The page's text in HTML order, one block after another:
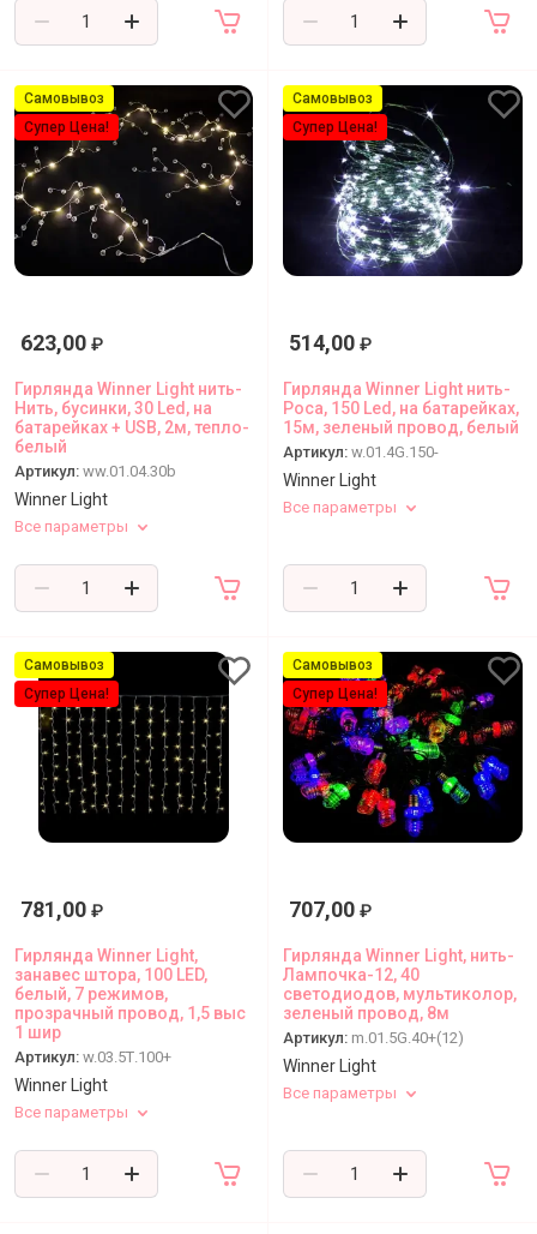
Самовывоз
Супер Цена!
623,00 ₽
Гирлянда Winner Light нить-
Нить, бусинки, 30 Led, на
батарейках + USB, 2м, тепло-
белый
Артикул: ww.01.04.30b
Winner Light
Все параметры
Самовывоз
Супер Цена!
514,00 ₽
Гирлянда Winner Light нить-
Роса, 150 Led, на батарейках,
15м, зеленый провод, белый
Артикул: w.01.4G.150-
Winner Light
Все параметры
Самовывоз
Супер Цена!
781,00 ₽
Гирлянда Winner Light,
занавес штора, 100 LED,
белый, 7 режимов,
прозрачный провод, 1,5 выс
1 шир
Артикул: w.03.5Т.100+
Winner Light
Все параметры
Самовывоз
Супер Цена!
707,00 ₽
Гирлянда Winner Light, нить-
Лампочка-12, 40
светодиодов, мультиколор,
зеленый провод, 8м
Артикул: m.01.5G.40+(12)
Winner Light
Все параметры